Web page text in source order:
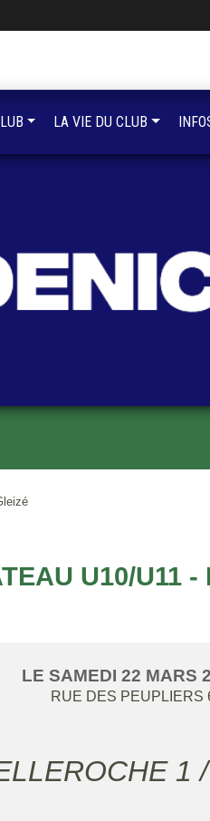
U10/U11
LE SAMEDI 22 MARS
RUE DES PEUPLIERS
LA VIE DU CLUB